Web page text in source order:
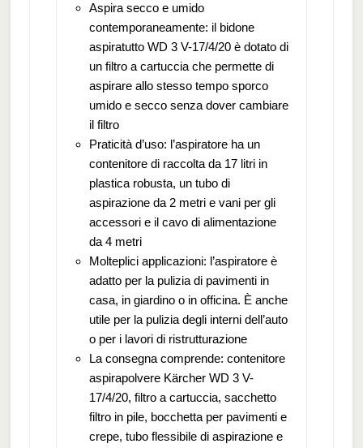
Aspira secco e umido
contemporaneamente: il bidone
aspiratutto WD 3 V-17/4/20 è dotato di
un filtro a cartuccia che permette di
aspirare allo stesso tempo sporco
umido e secco senza dover cambiare
il filtro
Praticità d’uso: l’aspiratore ha un
contenitore di raccolta da 17 litri in
plastica robusta, un tubo di
aspirazione da 2 metri e vani per gli
accessori e il cavo di alimentazione
da 4 metri
Molteplici applicazioni: l’aspiratore è
adatto per la pulizia di pavimenti in
casa, in giardino o in officina. È anche
utile per la pulizia degli interni dell’auto
o per i lavori di ristrutturazione
La consegna comprende: contenitore
aspirapolvere Kärcher WD 3 V-
17/4/20, filtro a cartuccia, sacchetto
filtro in pile, bocchetta per pavimenti e
crepe, tubo flessibile di aspirazione e